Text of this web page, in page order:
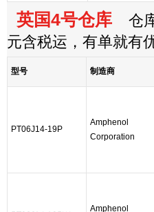
英国4号仓库 仓
元含税运，有单就有
型号 制造商
PT06J14-19P
Amphenol
Corporation
Amphenol